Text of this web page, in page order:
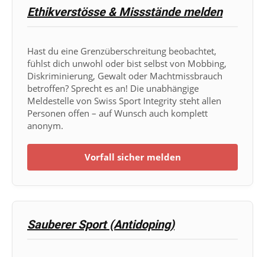
Ethikverstösse & Missstände melden
Hast du eine Grenzüberschreitung beobachtet,
fühlst dich unwohl oder bist selbst von Mobbing,
Diskriminierung, Gewalt oder Machtmissbrauch
betroffen? Sprecht es an! Die unabhängige
Meldestelle von Swiss Sport Integrity steht allen
Personen offen – auf Wunsch auch komplett
anonym.
Vorfall sicher melden
Sauberer Sport (Antidoping)